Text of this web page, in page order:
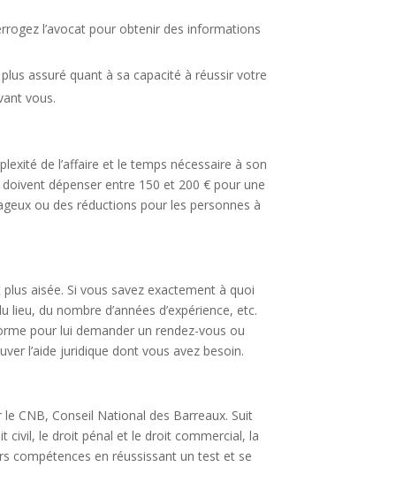
l’avocat pour obtenir des informations
assuré quant à sa capacité à réussir votre
vous.
de l’affaire et le temps nécessaire à son
dépenser entre 150 et 200 € pour une
ou des réductions pour les personnes à
aisée. Si vous savez exactement à quoi
du nombre d’années d’expérience, etc.
pour lui demander un rendez-vous ou
l’aide juridique dont vous avez besoin.
CNB, Conseil National des Barreaux. Suit
civil, le droit pénal et le droit commercial, la
compétences en réussissant un test et se